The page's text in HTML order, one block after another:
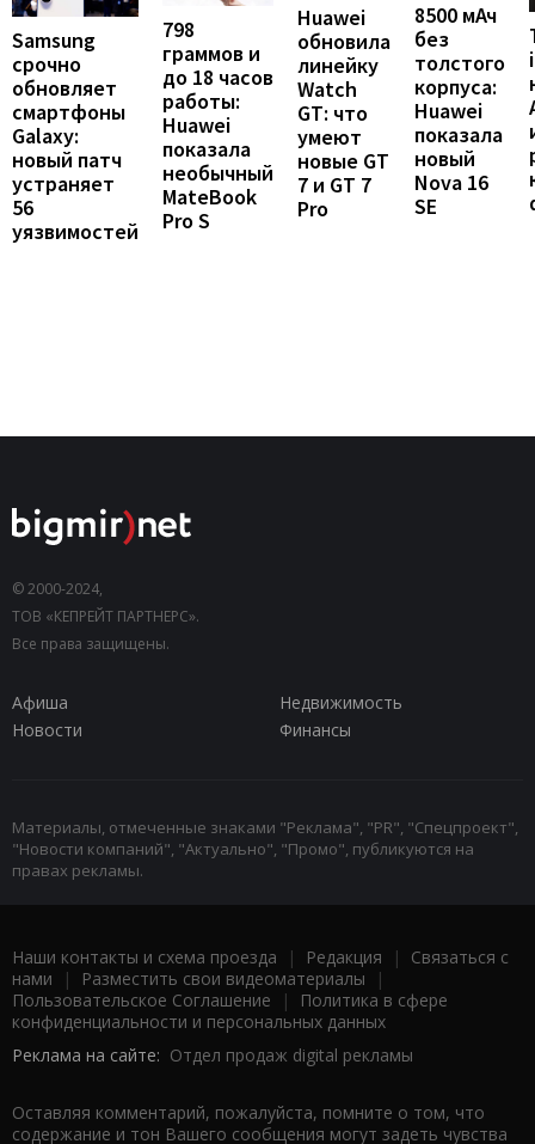
Samsung
срочно
обновляет
смартфоны
Galaxy:
новый патч
устраняет
56
уязвимостей
798
граммов и
до 18 часов
работы:
Huawei
показала
необычный
MateBook
Pro S
Huawei
обновила
линейку
Watch
GT: что
умеют
новые GT
7 и GT 7
Pro
8500 мАч
без
толстого
корпуса:
Huawei
показала
новый
Nova 16
SE
© 2000-2024,
ТОВ «КЕПРЕЙТ ПАРТНЕРС».
Все права защищены.
Афиша
Недвижимость
Новости
Финансы
Материалы, отмеченные знаками "Реклама", "PR", "Спецпроект",
"Новости компаний", "Актуально", "Промо", публикуются на
правах рекламы.
Наши контакты и схема проезда | Редакция | Связаться с
нами | Разместить свои видеоматериалы |
Пользовательское Соглашение |
Политика в сфере
конфиденциальности и персональных данных
Реклама на сайте: Отдел продаж digital рекламы
Оставляя комментарий, пожалуйста, помните о том, что
содержание и тон Вашего сообщения могут задеть чувства